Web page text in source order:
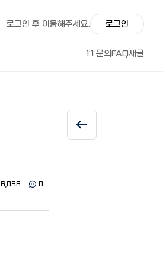
로그인 후 이용해주세요. 로그인
1:1 문의FAQ새글
6,098 0